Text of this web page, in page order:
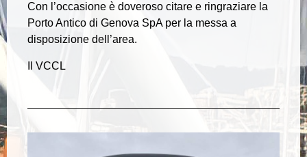
Con l’occasione è doveroso citare e ringraziare la
Porto Antico di Genova SpA per la messa a
disposizione dell’area.
Il VCCL